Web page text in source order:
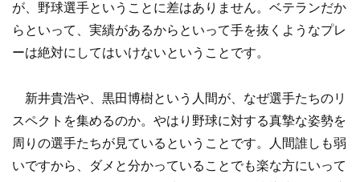
が、野球選手ということに差はありません。ベテランだか
らといって、実績があるからといって手を抜くようなプレ
ーは絶対にしてはいけないということです。
新井貴浩や、黒田博樹という人間が、なぜ選手たちのリ
スペクトを集めるのか。やはり野球に対する真摯な姿勢を
周りの選手たちが見ているということです。人間誰しも弱
いですから、ダメと分かっていることでも楽な方にいって